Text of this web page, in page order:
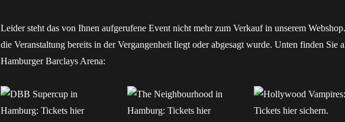
Leider steht das von Ihnen aufgerufene Event nicht mehr zum Verkauf in unserem
die Veranstaltung bereits in der Vergangenheit liegt oder abgesagt wurde. Unten finden Sie
Hamburger Barclays Arena: